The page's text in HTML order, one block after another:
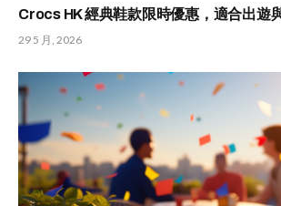
Crocs HK 經典鞋款限時優惠，適合出遊
29 5 月, 2026